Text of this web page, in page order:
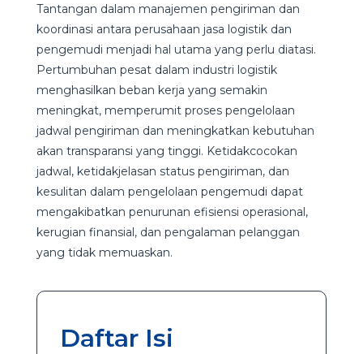
Tantangan dalam manajemen pengiriman dan
koordinasi antara perusahaan jasa logistik dan
pengemudi menjadi hal utama yang perlu diatasi.
Pertumbuhan pesat dalam industri logistik
menghasilkan beban kerja yang semakin
meningkat, memperumit proses pengelolaan
jadwal pengiriman dan meningkatkan kebutuhan
akan transparansi yang tinggi. Ketidakcocokan
jadwal, ketidakjelasan status pengiriman, dan
kesulitan dalam pengelolaan pengemudi dapat
mengakibatkan penurunan efisiensi operasional,
kerugian finansial, dan pengalaman pelanggan
yang tidak memuaskan.
Daftar Isi